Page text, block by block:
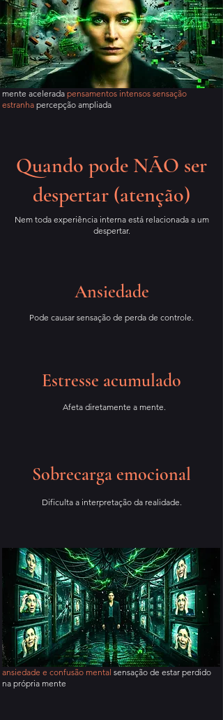
mente acelerada pensamentos intensos sensação
estranha percepção ampliada
Quando pode NÃO ser
despertar (atenção)
Nem toda experiência interna está relacionada a um
despertar.
Ansiedade
Pode causar sensação de perda de controle.
Estresse acumulado
Afeta diretamente a mente.
Sobrecarga emocional
Dificulta a interpretação da realidade.
ansiedade e confusão mental sensação de estar perdido
na própria mente